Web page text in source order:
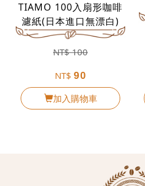
TIAMO 100入扇形咖啡
濾紙(日本進口無漂白)
NT$100
NT$ 90
加入購物車